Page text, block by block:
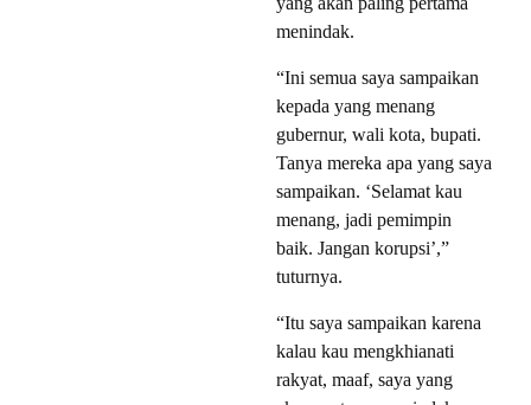
menindak.
“Ini semua saya sampaikan
kepada yang menang
gubernur, wali kota, bupati.
Tanya mereka apa yang saya
sampaikan. ‘Selamat kau
menang, jadi pemimpin
baik. Jangan korupsi’,”
tuturnya.
“Itu saya sampaikan karena
kalau kau mengkhianati
rakyat, maaf, saya yang